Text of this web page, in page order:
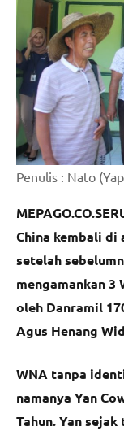
Penulis : Nato
China kembali di
setelah
mengamankan 3
oleh Danramil
Agus Henang
WNA tanpa
namanya Yan
Tahun. Yan